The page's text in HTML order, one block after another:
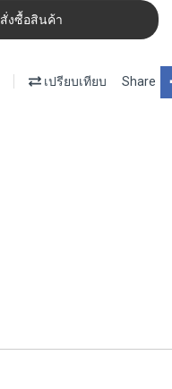
สั่งซื้อสินค้า
เปรียบเทียบ Share